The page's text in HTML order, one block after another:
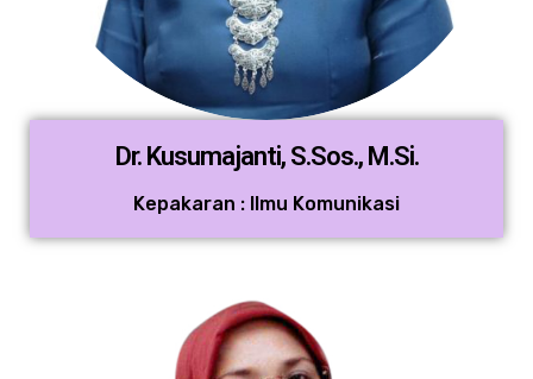
Dr. Kusumajanti, S.Sos., M.Si.
Kepakaran : Ilmu Komunikasi